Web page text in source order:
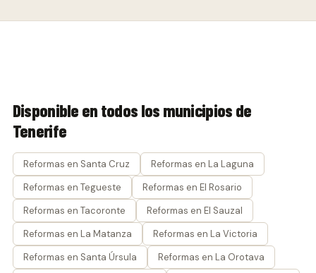
Disponible en todos los municipios de
Tenerife
Reformas en Santa Cruz
Reformas en La Laguna
Reformas en Tegueste
Reformas en El Rosario
Reformas en Tacoronte
Reformas en El Sauzal
Reformas en La Matanza
Reformas en La Victoria
Reformas en Santa Úrsula
Reformas en La Orotava